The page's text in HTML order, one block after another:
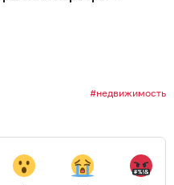
недвижимость